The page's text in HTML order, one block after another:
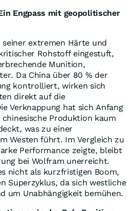
Engpass mit geopolitischer
extremen Härte und
Rohstoff eingestuft,
Munition,
Da China über 80 % der
kontrolliert, wirken sich
direkt auf die
Verknappung hat sich Anfang
Produktion kaum
was zu einer
Westen führt. Im Vergleich zu
Performance zeigte, bleibt
bei Wolfram unerreicht.
nicht als kurzfristigen Boom,
Superzyklus, da sich westliche
um Unabhängigkeit bemühen.